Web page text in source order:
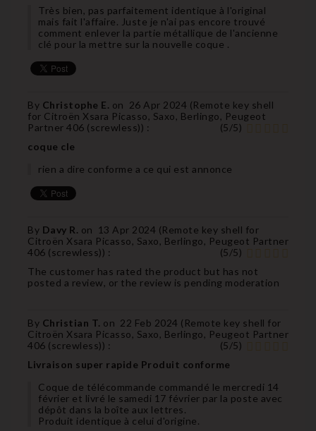
Très bien, pas parfaitement identique à l'original
mais fait l'affaire. Juste je n'ai pas encore trouvé
comment enlever la partie métallique de l'ancienne
clé pour la mettre sur la nouvelle coque .
By Christophe E. on 26 Apr 2024 (Remote key shell
for Citroën Xsara Picasso, Saxo, Berlingo, Peugeot
Partner 406 (screwless)) : (5/5)
coque cle
rien a dire conforme a ce qui est annonce
By Davy R. on 13 Apr 2024 (Remote key shell for
Citroën Xsara Picasso, Saxo, Berlingo, Peugeot Partner
406 (screwless)) : (5/5)
The customer has rated the product but has not
posted a review, or the review is pending moderation
By Christian T. on 22 Feb 2024 ( Remote key shell for
Citroën Xsara Picasso, Saxo, Berlingo, Peugeot Partner
406 (screwless)) : (5/5)
Livraison super rapide Produit conforme
Coque de télécommande commandé le mercredi 14
février et livré le samedi 17 février par la poste avec
dépôt dans la boîte aux lettres.
Produit identique à celui d'origine.